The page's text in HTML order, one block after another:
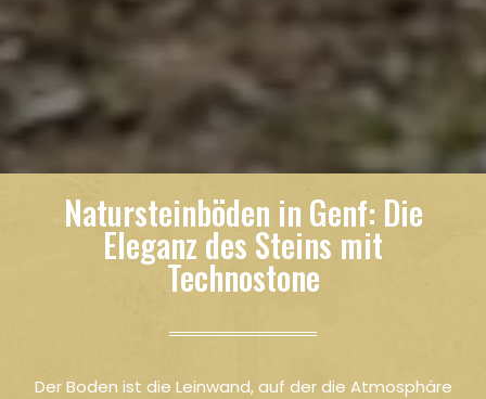
Natursteinböden in Genf: Die
Eleganz des Steins mit
Technostone
Der Boden ist die Leinwand, auf der die Atmosphäre